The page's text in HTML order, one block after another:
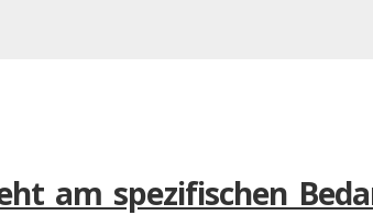
am spezifischen